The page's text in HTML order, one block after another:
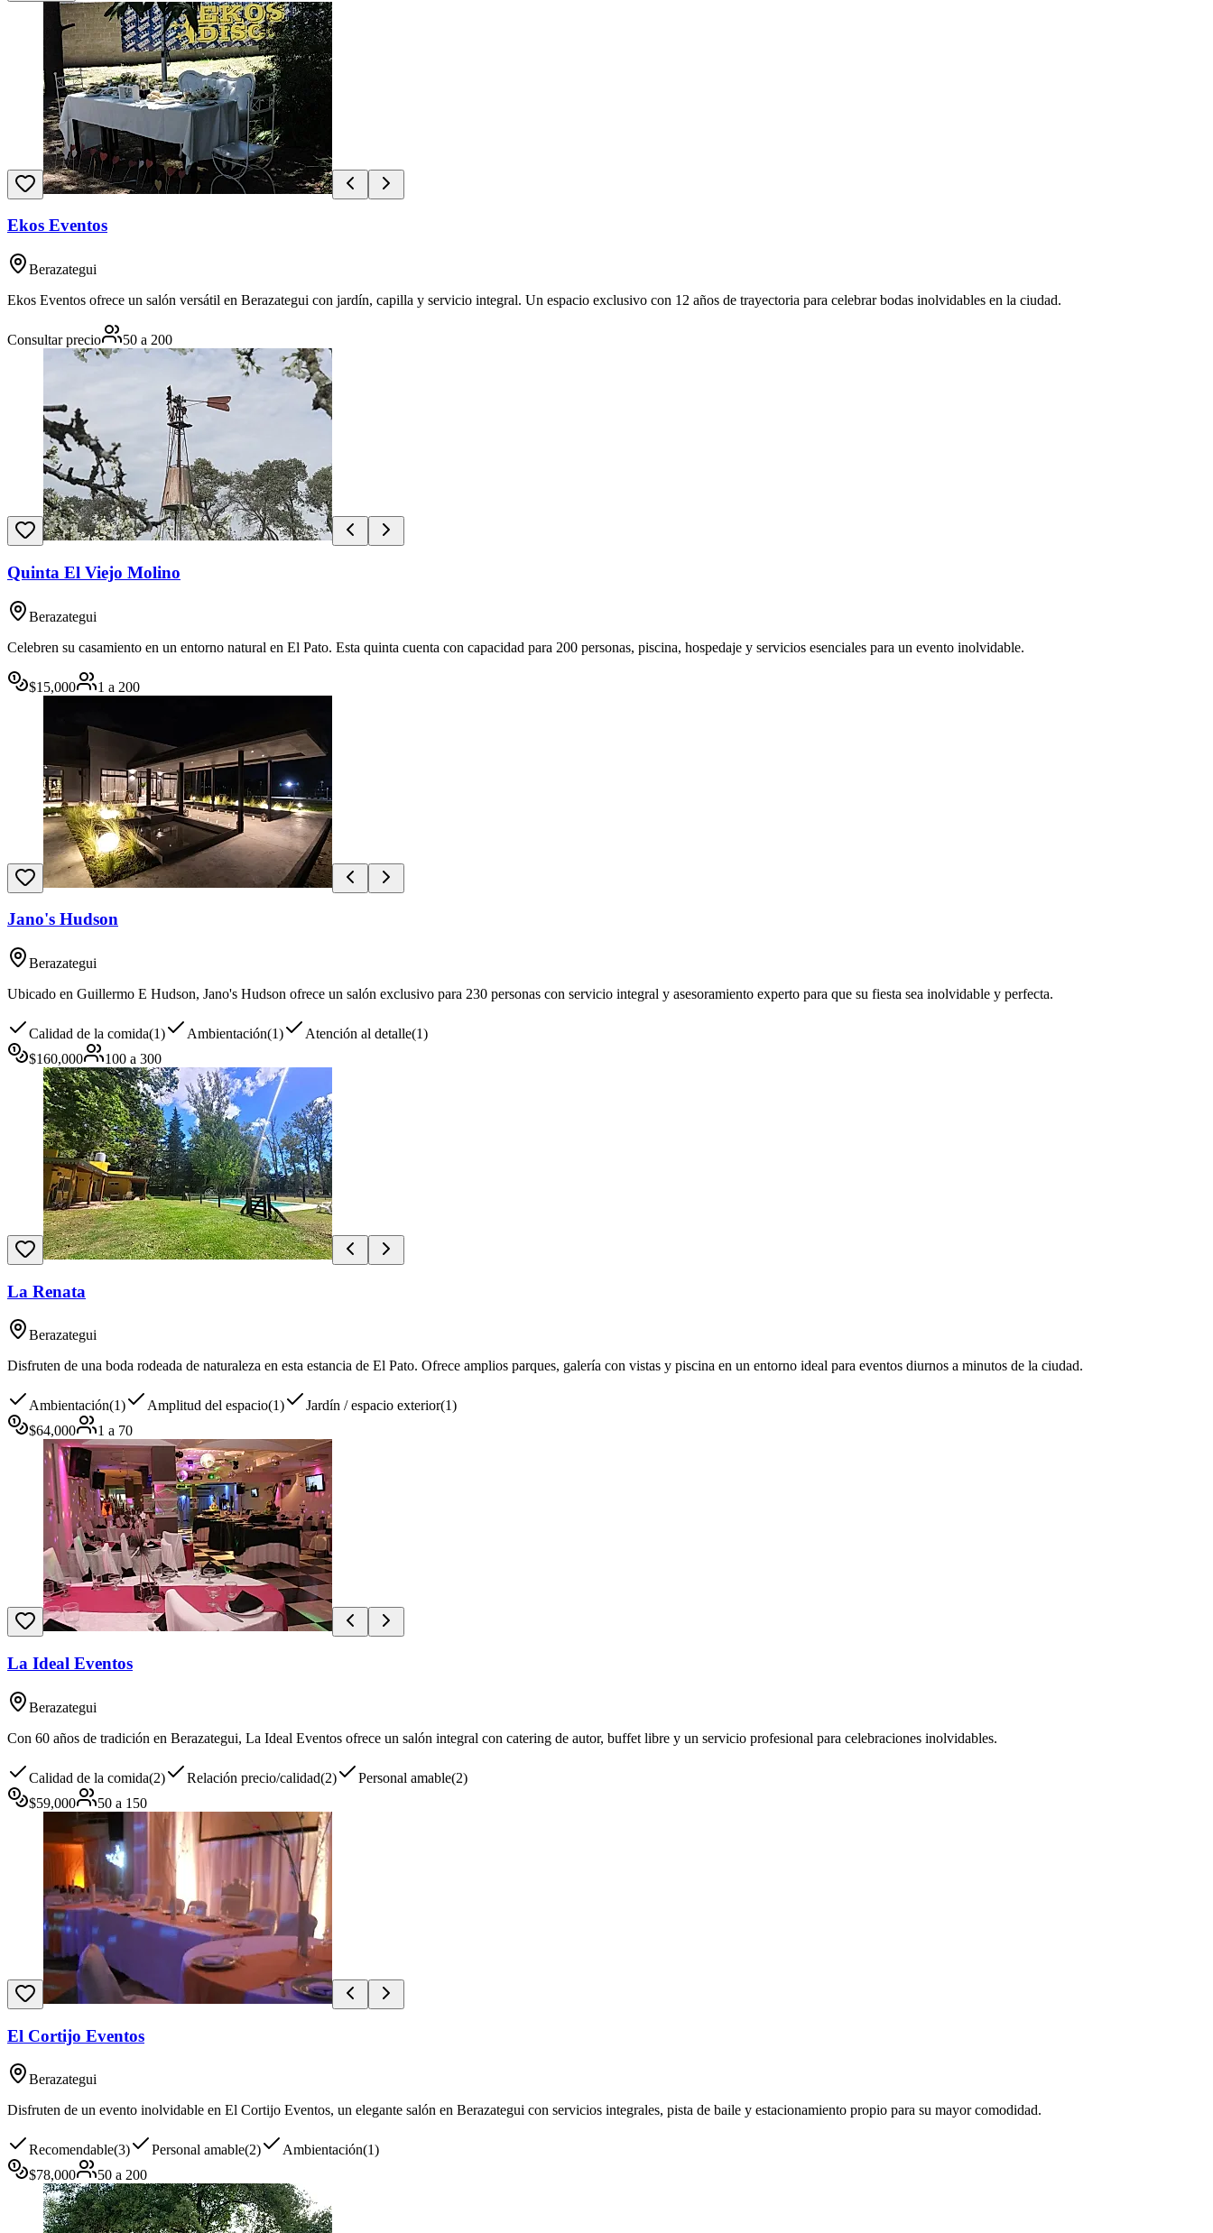
Ekos Eventos
Berazategui
Ekos Eventos ofrece un salón versátil en Berazategui con jardín, capilla y servicio integral. Un espacio exclusivo con 12 años de trayectoria para celebrar bodas inolvidables en la ciudad.
Consultar precio 50 a 200
Quinta El Viejo Molino
Berazategui
Celebren su casamiento en un entorno natural en El Pato. Esta quinta cuenta con capacidad para 200 personas, piscina, hospedaje y servicios esenciales para un evento inolvidable.
$15,000 1 a 200
Jano's Hudson
Berazategui
Ubicado en Guillermo E Hudson, Jano's Hudson ofrece un salón exclusivo para 230 personas con servicio integral y asesoramiento experto para que su fiesta sea inolvidable y perfecta.
Calidad de la comida(1) Ambientación(1) Atención al detalle(1)
$160,000 100 a 300
La Renata
Berazategui
Disfruten de una boda rodeada de naturaleza en esta estancia de El Pato. Ofrece amplios parques, galería con vistas y piscina en un entorno ideal para eventos diurnos a minutos de la ciudad.
Ambientación(1) Amplitud del espacio(1) Jardín / espacio exterior(1)
$64,000 1 a 70
La Ideal Eventos
Berazategui
Con 60 años de tradición en Berazategui, La Ideal Eventos ofrece un salón integral con catering de autor, buffet libre y un servicio profesional para celebraciones inolvidables.
Calidad de la comida(2) Relación precio/calidad(2) Personal amable(2)
$59,000 50 a 150
El Cortijo Eventos
Berazategui
Disfruten de un evento inolvidable en El Cortijo Eventos, un elegante salón en Berazategui con servicios integrales, pista de baile y estacionamiento propio para su mayor comodidad.
Recomendable(3) Personal amable(2) Ambientación(1)
$78,000 50 a 200